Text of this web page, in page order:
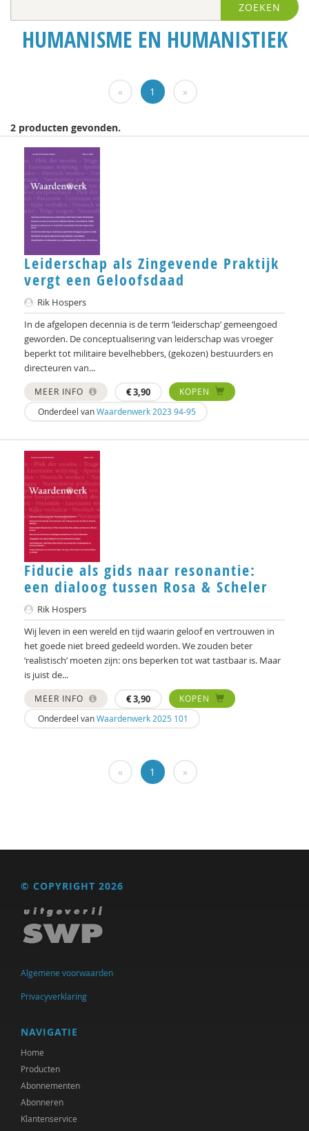
Dieuwertje Bakker
Lisette Bastiaansen
Krijn van Beek
J. van den Berg
Marjo van Bergen
Geert Bettinger
Frans Bieckmann
Desirée Bierlaagh
Gert Biesta
Laurine Blonk
Karianne den Boer
Theo van den Bogaart
Antoinette Bolscher
Marij Bontemps-Hommen
Sylvia Borren
Gustaaf Bos
Michiel Bos
Noortje Bot
Bram van Boxtel
Jules Brabers
Jan Bransen
Yannick Brito Alves
Richard Brons
Denijs Bru
Alain Caillé e.v.a
Annelieke Damen
Isolde de Groot
Tryntsje de Groot
Ed de Jonge
Michiel de Ronde
Marcel de Rooij
ZOEKEN
HUMANISME EN HUMANISTIEK
« 1 »
2 producten gevonden.
Leiderschap als Zingevende Praktijk
vergt een Geloofsdaad
Rik Hospers
In de afgelopen decennia is de term ‘leiderschap’ gemeengoed
geworden. De conceptualisering van leiderschap was vroeger
beperkt tot militaire bevelhebbers, (gekozen) bestuurders en
directeuren van...
MEER INFO €3,90
KOPEN
Onderdeel vanWaardenwerk 2023 94-95
Fiducie als gids naar resonantie:
een dialoog tussen Rosa & Scheler
Rik Hospers
Wij leven in een wereld en tijd waarin geloof en vertrouwen in
het goede niet breed gedeeld worden. We zouden beter
‘realistisch’ moeten zijn: ons beperken tot wat tastbaar is. Maar
is juist de...
MEER INFO €3,90
KOPEN
Onderdeel vanWaardenwerk 2025 101
« 1 »
© COPYRIGHT 2026
Algemene voorwaarden
Privacyverklaring
NAVIGATIE
Home
Producten
Abonnementen
Abonneren
Klantenservice